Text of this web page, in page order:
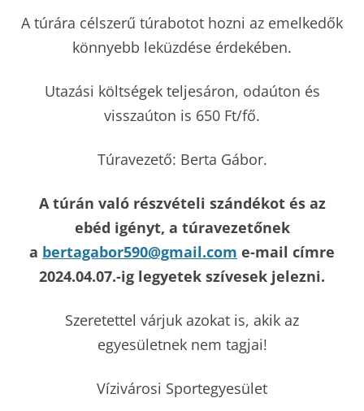
A túrára célszerű túrabotot hozni az emelkedők
könnyebb leküzdése érdekében.
Utazási költségek teljesáron, odaúton és
visszaúton is 650 Ft/fő.
Túravezető: Berta Gábor.
A túrán való részvételi szándékot és az
ebéd igényt, a túravezetőnek
a bertagabor590@gmail.com e-mail címre
2024.04.07.-ig legyetek szívesek jelezni.
Szeretettel várjuk azokat is, akik az
egyesületnek nem tagjai!
Vízivárosi Sportegyesület